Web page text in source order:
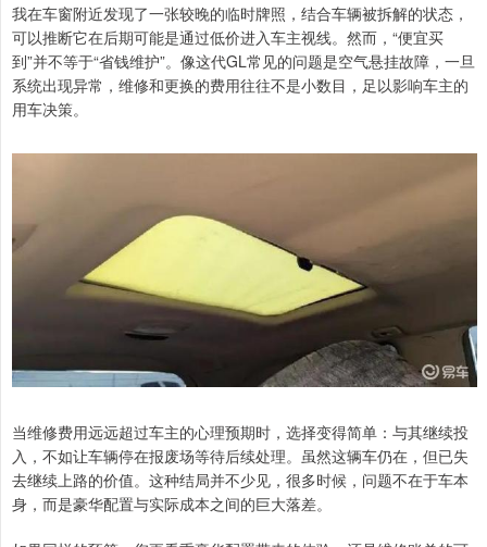
我在车窗附近发现了一张较晚的临时牌照，结合车辆被拆解的状态，
可以推断它在后期可能是通过低价进入车主视线。然而，“便宜买
到”并不等于“省钱维护”。像这代GL常见的问题是空气悬挂故障，一旦
系统出现异常，维修和更换的费用往往不是小数目，足以影响车主的
用车决策。
当维修费用远远超过车主的心理预期时，选择变得简单：与其继续投
入，不如让车辆停在报废场等待后续处理。虽然这辆车仍在，但已失
去继续上路的价值。这种结局并不少见，很多时候，问题不在于车本
身，而是豪华配置与实际成本之间的巨大落差。